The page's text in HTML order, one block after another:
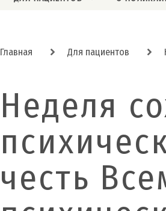
Главная Для пациентов
Неделя
честь